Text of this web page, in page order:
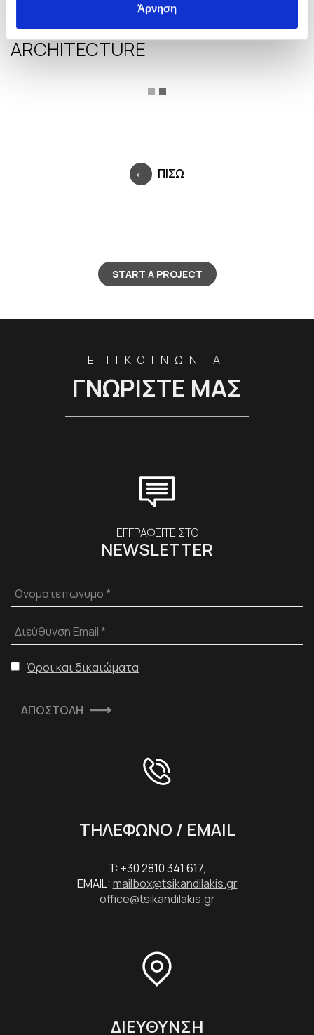
Άρνηση
INN HOTEL &
ARCHITECTURE
CASA VOGUE
ΠΙΣΩ
START A PROJECT
ΕΠΙΚΟΙΝΩΝΙΑ
ΓΝΩΡΙΣΤΕ ΜΑΣ
ΕΓΓΡΑΦΕΙΤΕ ΣΤΟ
NEWSLETTER
Ονοματεπώνυμο *
Διεύθυνση Email *
Όροι και δικαιώματα
ΑΠΟΣΤΟΛΗ
ΤΗΛΕΦΩΝΟ / EMAIL
T: +30 2810 341 617,
EMAIL:mailbox@tsikandilakis.gr
office@tsikandilakis.gr
ΔΙΕΥΘΥΝΣΗ